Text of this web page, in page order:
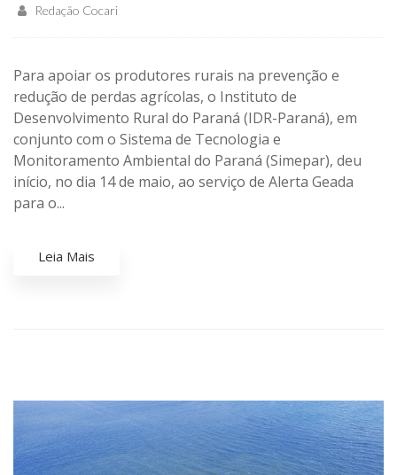
Redação Cocari
Para apoiar os produtores rurais na prevenção e
redução de perdas agrícolas, o Instituto de
Desenvolvimento Rural do Paraná (IDR-Paraná), em
conjunto com o Sistema de Tecnologia e
Monitoramento Ambiental do Paraná (Simepar), deu
início, no dia 14 de maio, ao serviço de Alerta Geada
para o...
Leia Mais